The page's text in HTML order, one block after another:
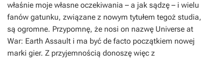
właśnie moje własne oczekiwania – a jak sądzę – i wielu
fanów gatunku, związane z nowym tytułem tegoż studia,
są ogromne. Przypomnę, że nosi on nazwę Universe at
War: Earth Assault i ma być de facto początkiem nowej
marki gier. Z przyjemnością donoszę więc z